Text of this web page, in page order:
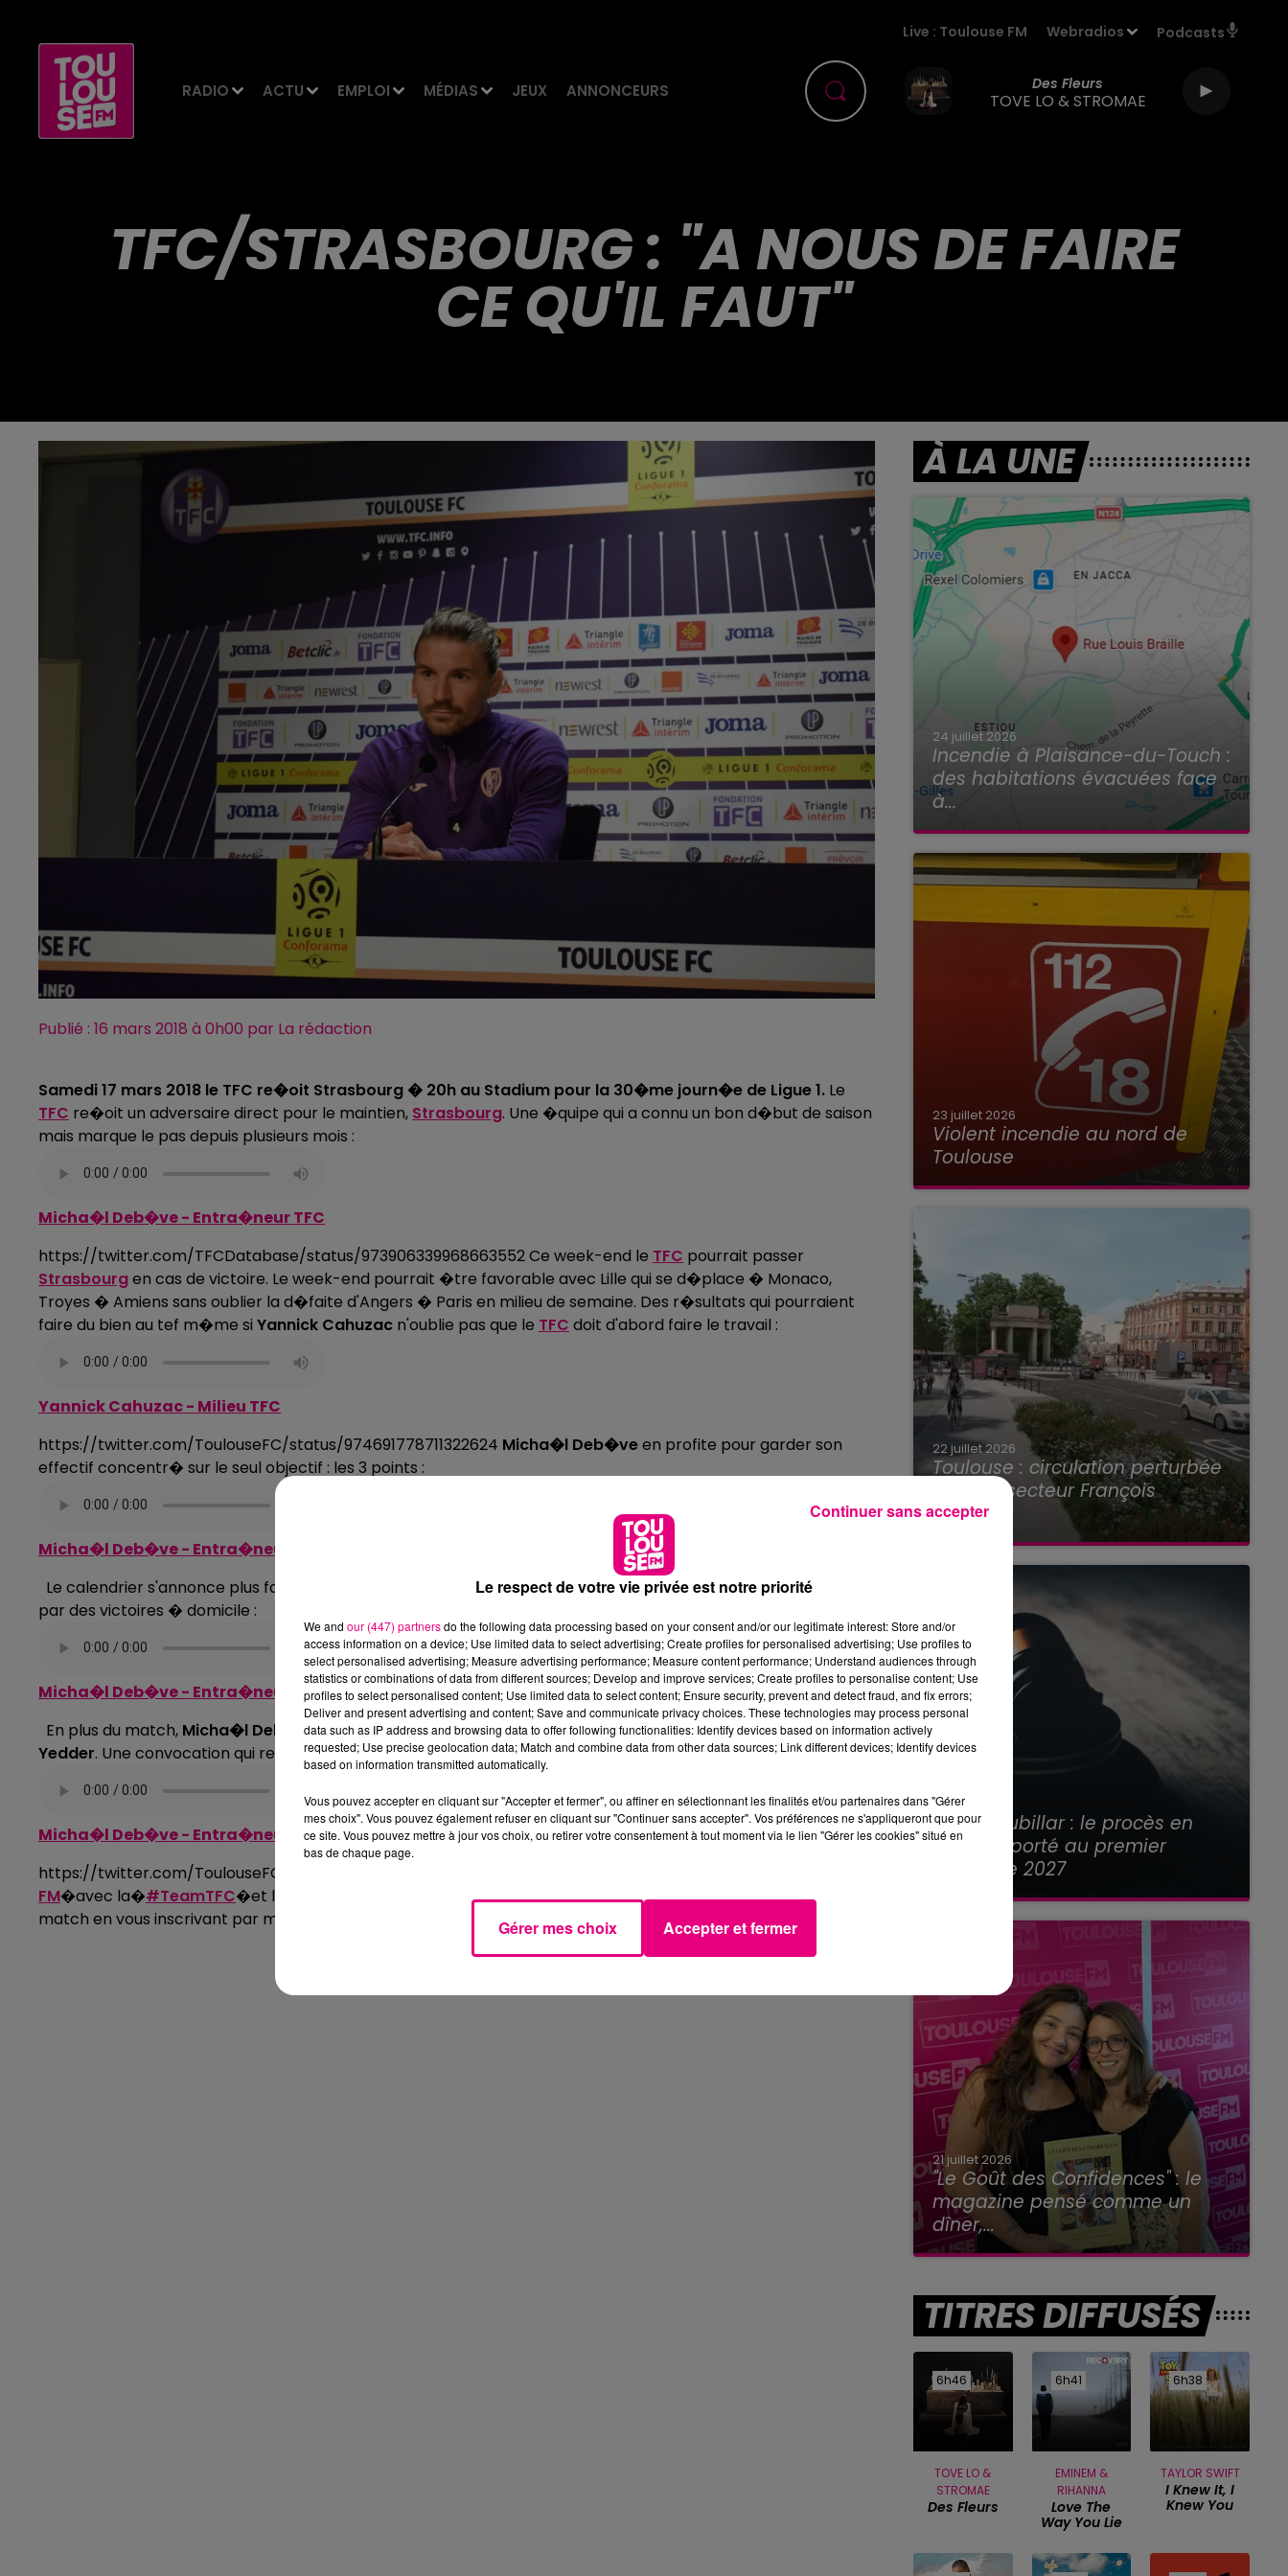
RADIO ACTU EMPLOI MÉDIAS JEUX ANNONCEURS
Live : Toulouse FM Webradios Podcasts
Des Fleurs
TOVE LO & STROMAE
TFC/STRASBOURG : "A NOUS DE FAIRE
CE QU'IL FAUT"
Publié : 16 mars 2018 à 0h00 par La rédaction
Samedi 17 mars 2018 le TFC re�oit Strasbourg � 20h au Stadium pour la 30�me journ�e de Ligue 1. Le
TFC re�oit un adversaire direct pour le maintien, Strasbourg. Une �quipe qui a connu un bon d�but de saison
mais marque le pas depuis plusieurs mois :
Micha�l Deb�ve - Entra�neur TFC
https://twitter.com/TFCDatabase/status/973906339968663552 Ce week-end le TFC pourrait passer
Strasbourgen cas de victoire. Le week-end pourrait �tre favorable avec Lille qui se d�place � Monaco,
Troyes � Amiens sans oublier la d�faite d'Angers � Paris en milieu de semaine. Des r�sultats qui pourraient
faire du bien au tef m�me si Yannick Cahuzac n'oublie pas que le TFC doit d'abord faire le travail :
Yannick Cahuzac - Milieu TFC
https://twitter.com/ToulouseFC/status/974691778711322624 Micha�l Deb�veen profite pour garder son
effectif concentr� sur le seul objectif : les 3 points :
Micha�l Deb�ve - Entra�neur TFC
Le calendrier s'annonce plus favorable pour le
sur cette fin de saison, le maintien passera forc�ment
par des victoires � domicile :
Micha�l Deb�ve - Entra�neur TFC
En plus du match, Micha�l Deb�veest revenu sur la convocation en Equipe de France deWissam Ben
Yedder. Une convocation qui rend heureux celui qui a vu grandir en pro le n�o-international Fran�ais :
Micha�l Deb�ve - Entra�neur TFC
https://twitter.com/ToulouseFC/status/974271550424846337
FM�avec la�#TeamTFC�et le�
�samedi 17 mars 2018 d�s 19h30. R�agissez avant et apr�s le
match en vous inscrivant par mail :�
�ou au� 05.62.20.30.40.
À LA UNE
24 juillet 2026
Incendie à Plaisance-du-Touch :
des habitations évacuées face
à...
23 juillet 2026
Violent incendie au nord de
Toulouse
22 juillet 2026
Toulouse : circulation perturbée
dans le secteur François
Verdier...
21 juillet 2026
Affaire Jubillar : le procès en
appel reporté au premier
semestre 2027
21 juillet 2026
"Le Goût des Confidences" : le
magazine pensé comme un
dîner,...
TITRES DIFFUSÉS
6h46
6h46
TOVE LO &
STROMAE
Des Fleurs
6h41
6h41
EMINEM &
RIHANNA
Love The
Way You Lie
6h38
6h38
TAYLOR SWIFT
I Knew It, I
Knew You
Le respect de votre vie privée est notre priorité
We and our (447) partnersdo the following data processing based on your consent and/or our legitimate interest: Store and/or
access information on a device; Use limited data to select advertising; Create profiles for personalised advertising; Use profiles to
select personalised advertising; Measure advertising performance; Measure content performance; Understand audiences through
statistics or combinations of data from different sources; Develop and improve services; Create profiles to personalise content; Use
profiles to select personalised content; Use limited data to select content; Ensure security, prevent and detect fraud, and fix errors;
Deliver and present advertising and content; Save and communicate privacy choices. These technologies may process personal
data such as IP address and browsing data to offer following functionalities: Identify devices based on information actively
requested; Use precise geolocation data; Match and combine data from other data sources; Link different devices; Identify devices
based on information transmitted automatically.
Vous pouvez accepter en cliquant sur "Accepter et fermer", ou affiner en sélectionnant les finalités et/ou partenaires dans "Gérer
mes choix". Vous pouvez également refuser en cliquant sur "Continuer sans accepter". Vos préférences ne s'appliqueront que pour
ce site. Vous pouvez mettre à jour vos choix, ou retirer votre consentement à tout moment via le lien "Gérer les cookies" situé en
bas de chaque page.
Gérer mes choix Accepter et fermer
Continuer sans accepter